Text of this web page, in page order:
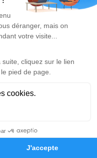
Hommages
de Jeannine
hommage est
Je rends hommage